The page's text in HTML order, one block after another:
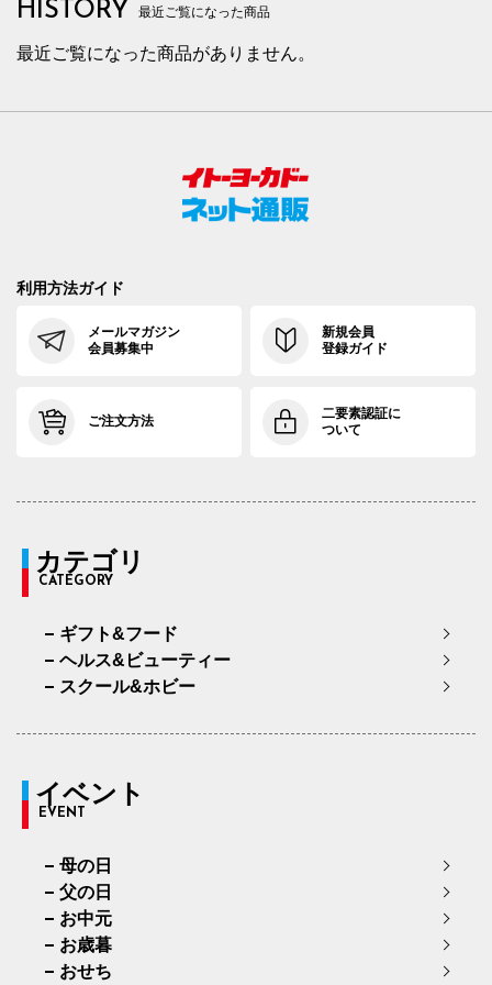
HISTORY 最近ご覧になった商品
最近ご覧になった商品がありません。
利用方法ガイド
メールマガジン
会員募集中
新規会員
登録ガイド
ご注文方法
二要素認証に
ついて
カテゴリ
CATEGORY
ギフト&フード
ヘルス&ビューティー
スクール&ホビー
イベント
EVENT
母の日
父の日
お中元
お歳暮
おせち